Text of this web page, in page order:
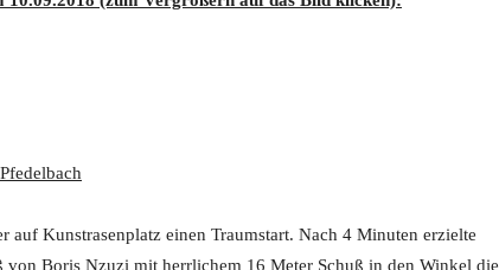
auf Kunstrasenplatz einen Traumstart. Nach 4 Minuten erzielte
Boris Nzuzi mit herrlichem 16 Meter Schuß in den Winkel die